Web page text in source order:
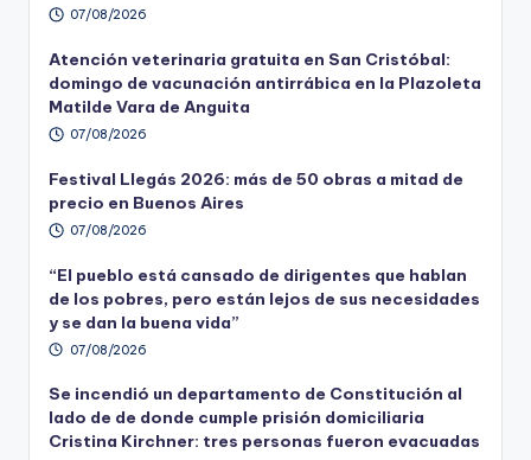
07/08/2026
Atención veterinaria gratuita en San Cristóbal:
domingo de vacunación antirrábica en la Plazoleta
Matilde Vara de Anguita
07/08/2026
Festival Llegás 2026: más de 50 obras a mitad de
precio en Buenos Aires
07/08/2026
“El pueblo está cansado de dirigentes que hablan
de los pobres, pero están lejos de sus necesidades
y se dan la buena vida”
07/08/2026
Se incendió un departamento de Constitución al
lado de de donde cumple prisión domiciliaria
Cristina Kirchner: tres personas fueron evacuadas